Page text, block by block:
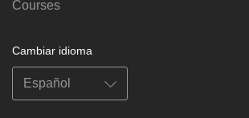
Courses
Cambiar idioma